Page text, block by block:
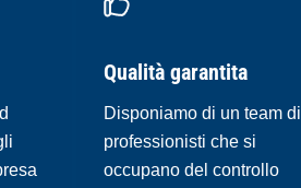
Qualità garantita
Disponiamo di un team di
professionisti che si
occupano del controllo